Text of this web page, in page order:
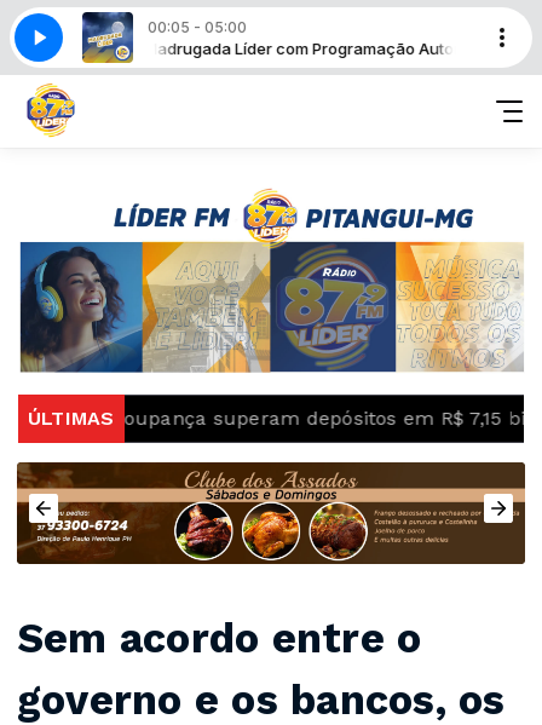
00:05 - 05:00
AutomáticaMadrugada Líder com Programação Automática
ÚLTIMAS
poupança superam depósitos em R$ 7,15 bilhões em
Sem acordo entre o
governo e os bancos, os